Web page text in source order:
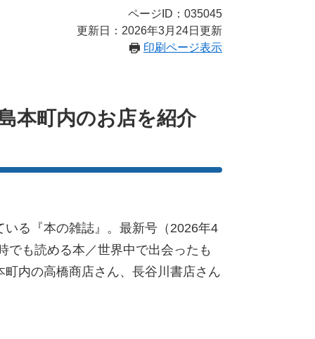
ページID：035045
更新日：2026年3月24日更新
印刷ページ表示
本町内のお店を紹介
る『本の雑誌』。最新号（2026年4
でも読める本／世界中で出会ったも
内の高橋商店さん、長谷川書店さん